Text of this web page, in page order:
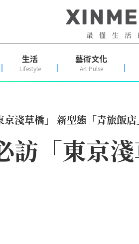
生活
Lifestyle
藝術文化
Art Pulse
淺草橋」 新型態「青旅飯
訪「東京